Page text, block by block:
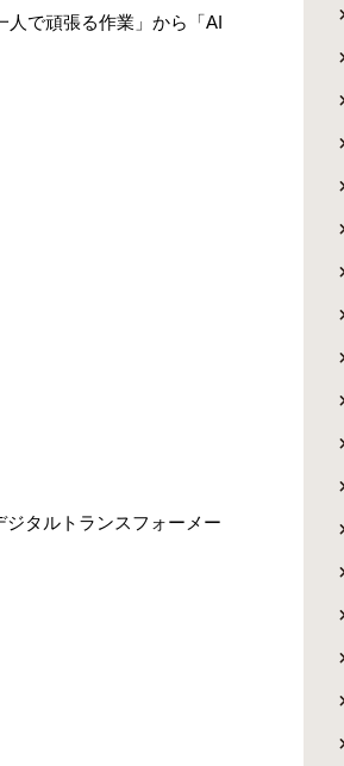
人で頑張る作業」から「AI
タルトランスフォーメー